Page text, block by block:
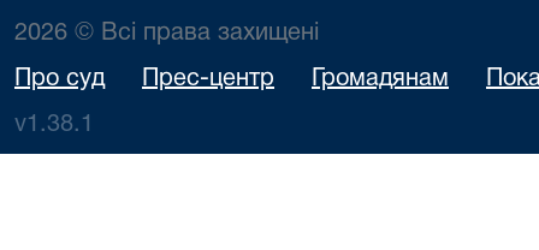
2026 © Всі права захищені
Про суд Прес-центр Громадянам
v1.38.1